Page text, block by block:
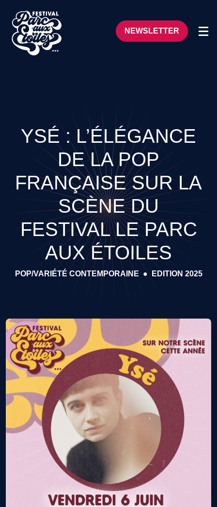
NEWSLETTER
YSÉ : L’ÉLÉGANCE
DE LA POP
FRANÇAISE SUR LA
SCÈNE DU
FESTIVAL LE PARC
AUX ÉTOILES
POP/VARIÉTÉ CONTEMPORAINE ● EDITION 2025